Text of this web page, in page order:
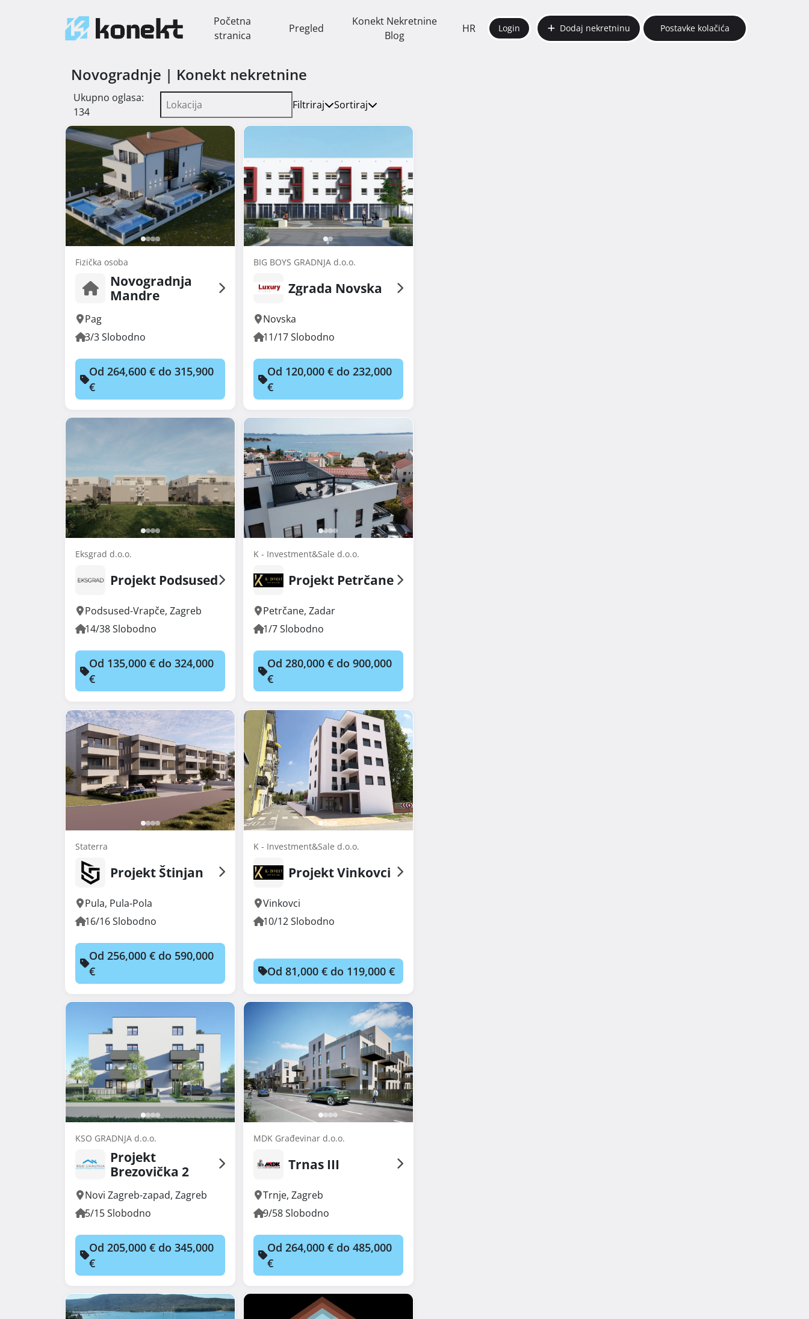
Početna
stranica
Pregled
Konekt Nekretnine
Blog
HR Login Dodaj nekretninu Postavke kolačića
Novogradnje | Konekt nekretnine
Ukupno oglasa:
134
Filtriraj Sortiraj
Fizička osoba
Novogradnja
Mandre
Pag
3/3 Slobodno
Od 264,600 € do 315,900
€
BIG BOYS GRADNJA d.o.o.
Zgrada Novska
Novska
11/17 Slobodno
Od 120,000 € do 232,000
€
Eksgrad d.o.o.
Projekt Podsused
Podsused-Vrapče,Zagreb
14/38 Slobodno
Od 135,000 € do 324,000
€
K - Investment&Sale d.o.o.
Projekt Petrčane
Petrčane, Zadar
1/7 Slobodno
Od 280,000 € do 900,000
€
Staterra
Projekt Štinjan
Pula, Pula-Pola
16/16 Slobodno
Od 256,000 € do 590,000
€
K - Investment&Sale d.o.o.
Projekt Vinkovci
Vinkovci
10/12 Slobodno
Od 81,000 € do 119,000 €
KSO GRADNJA d.o.o.
Projekt
Brezovička 2
Novi Zagreb-zapad,Zagreb
5/15 Slobodno
Od 205,000 € do 345,000
€
MDK Građevinar d.o.o.
Trnas III
Trnje, Zagreb
9/58 Slobodno
Od 264,000 € do 485,000
€